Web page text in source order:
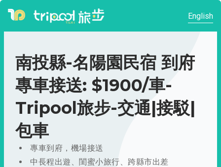
English
南投縣-名陽園民宿 到府
專車接送: $1900/車-
Tripool旅步-交通|接駁|
包車
專車到府，機場接送
中長程出遊、閨蜜小旅行、跨縣市出差